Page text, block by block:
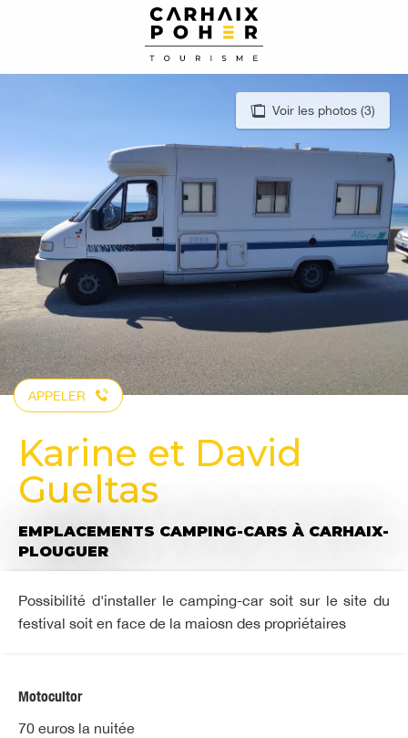
principal
Voir les photos (3)
APPELER
Karine et David
Gueltas
EMPLACEMENTS CAMPING-CARS À CARHAIX-
PLOUGUER
Possibilité d'installer le camping-car soit sur le site du
festival soit en face de la maiosn des propriétaires
Motocultor
70 euros la nuitée